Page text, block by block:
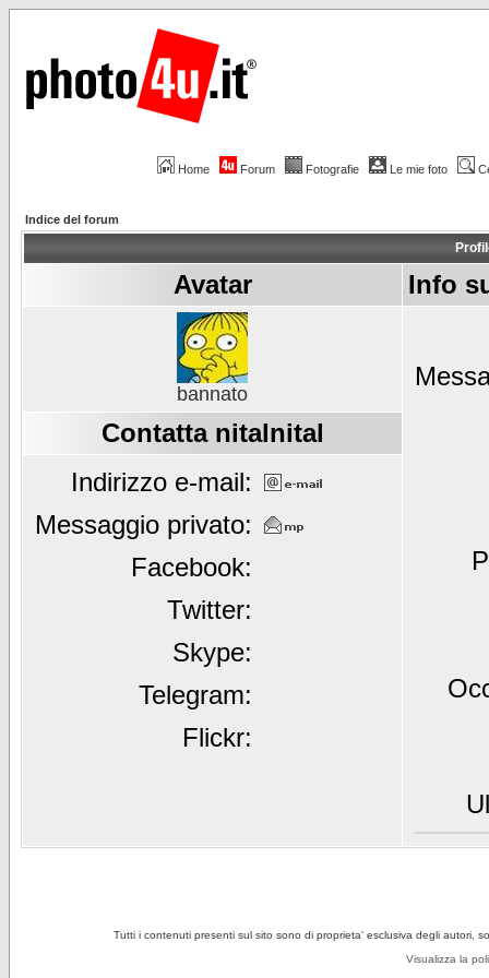
Home Forum Fotografie Le mie foto
Indice del forum
Avatar Info
bannato
Contatta nitalnital
Indirizzo e-mail:
Messaggio privato:
Facebook:
Twitter:
Skype:
Telegram:
Flickr:
Tutti i contenuti presenti sul sito sono di proprieta' esclusiva degli autori,
Visualizza la